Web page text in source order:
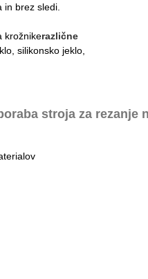
brez sledi.
krožnikerazlične
silikonsko jeklo,
stroja za rezanje